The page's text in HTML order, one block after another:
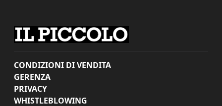
CONDIZIONI DI VENDITA
GERENZA
PRIVACY
WHISTLEBLOWING